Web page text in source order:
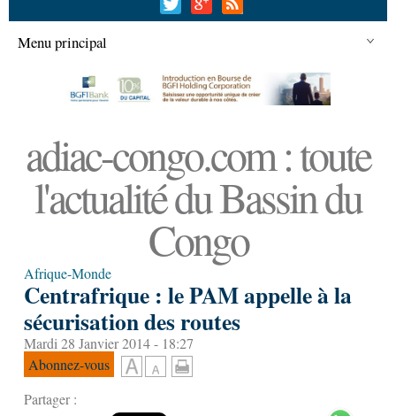
Menu principal
adiac-congo.com : toute
l'actualité du Bassin du
Congo
Afrique-Monde
Centrafrique : le PAM appelle à la
sécurisation des routes
Mardi 28 Janvier 2014 - 18:27
Abonnez-vous
Partager :